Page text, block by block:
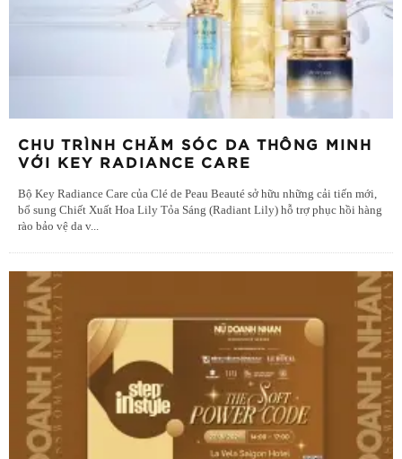
CHU TRÌNH CHĂM SÓC DA THÔNG MINH
VỚI KEY RADIANCE CARE
Bộ Key Radiance Care của Clé de Peau Beauté sở hữu những cải tiến mới,
bổ sung Chiết Xuất Hoa Lily Tỏa Sáng (Radiant Lily) hỗ trợ phục hồi hàng
rào bảo vệ da v...